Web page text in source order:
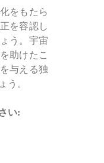
をもたら
を容認し
う。宇宙
助けたこ
与える独
う。
い: